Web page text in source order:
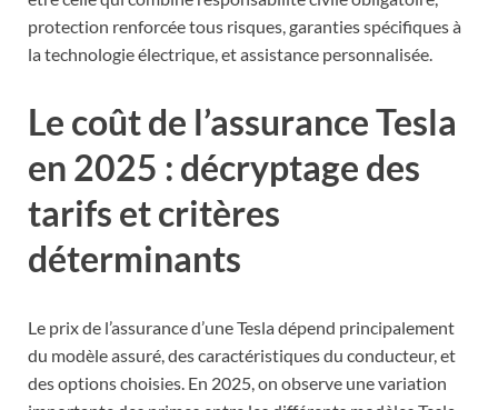
protection renforcée tous risques, garanties spécifiques à
la technologie électrique, et assistance personnalisée.
Le coût de l’assurance Tesla
en 2025 : décryptage des
tarifs et critères
déterminants
Le prix de l’assurance d’une Tesla dépend principalement
du modèle assuré, des caractéristiques du conducteur, et
des options choisies. En 2025, on observe une variation